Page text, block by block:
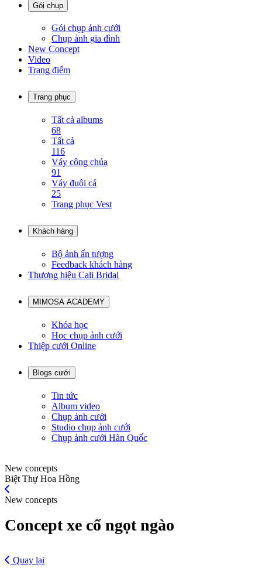
Gói chụp
Gói chụp ảnh cưới
Chụp ảnh gia đình
New Concept
Video
Trang điểm
Trang phục
Tất cả albums
68
Tất cả
116
Váy công chúa
91
Váy đuôi cá
25
Trang phục Vest
Khách hàng
Bộ ảnh ấn tượng
Feedback khách hàng
Thương hiệu Cali Bridal
MIMOSA ACADEMY
Khóa học
Học chụp ảnh cưới
Thiệp cưới Online
Blogs cưới
Tin tức
Album video
Chụp ảnh cưới
Studio chụp ảnh cưới
Chụp ảnh cưới Hàn Quốc
New concepts
Biệt Thự Hoa Hồng
New concepts
Concept xe cổ ngọt ngào
Quay lại